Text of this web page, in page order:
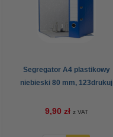
Segregator A4 plastikowy
niebieski 80 mm, 123drukuj
9,90 zł z VAT